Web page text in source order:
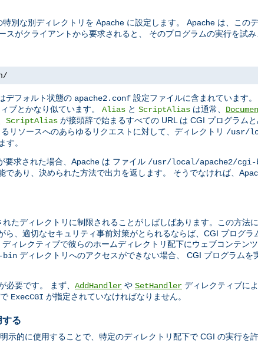
別な別ディレクトリを Apache に設定します。 Apache は、この
がクライアントから要求されると、 そのプログラムの実行を試み
デフォルト状態の apache2.conf 設定ファイルに含まれています。
ブとかなり似ています。 Alias と ScriptAlias は通常、
ScriptAlias が接頭辞で始まるすべての URL は CGI プログラム
リソースへのあらゆるリクエストに対して、ディレクトリ /usr/
す。
要求された場合、Apache は ファイル /usr/local/apache2/
あり、決められた方法で出力を返します。 そうでなければ、
れたディレクトリに制限されることがしばしばあります。この方法
、適切なセキュリティ事前対策がとられるならば、CGI プログラ
ディレクティブで彼らのホームディレクトリ配下にウェブコンテン
bin ディレクトリへのアクセスができない場合、 CGI プログラムを
要です。 まず、 AddHandler や SetHandler ディレクティブに
ExecCGI が指定されていなければなりません。
る
示的に使用することで、特定のディレクトリ配下で CGI の実行を